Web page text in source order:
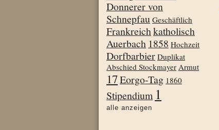
Donnerer von
Schnepfau Geschäftlich
Frankreichkatholisch
Auerbach 1858 Hochzeit
Dorfbarbier Duplikat
Abschied Stockmayer Armut
17Eorgo-Tag 1860
Stipendium 1
alle anzeigen